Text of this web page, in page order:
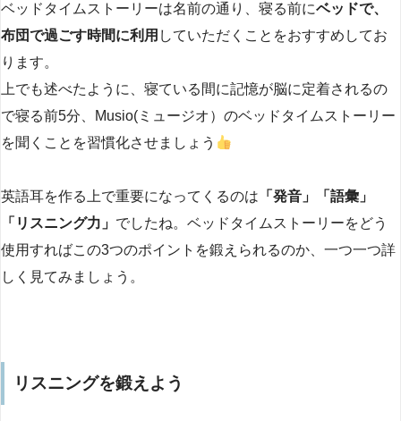
ベッドタイムストーリーは名前の通り、寝る前にベッドで、
布団で過ごす時間に利用 していただくことをおすすめしてお
ります。
上でも述べたように、寝ている間に記憶が脳に定着されるの
で寝る前5分、Musio(ミュージオ）のベッドタイムストーリー
を聞くことを習慣化させましょう
英語耳を作る上で重要になってくるのは 「発音」「語彙」
「リスニング力」 でしたね。ベッドタイムストーリーをどう
使用すればこの3つのポイントを鍛えられるのか、一つ一つ詳
しく見てみましょう。
リスニングを鍛えよう